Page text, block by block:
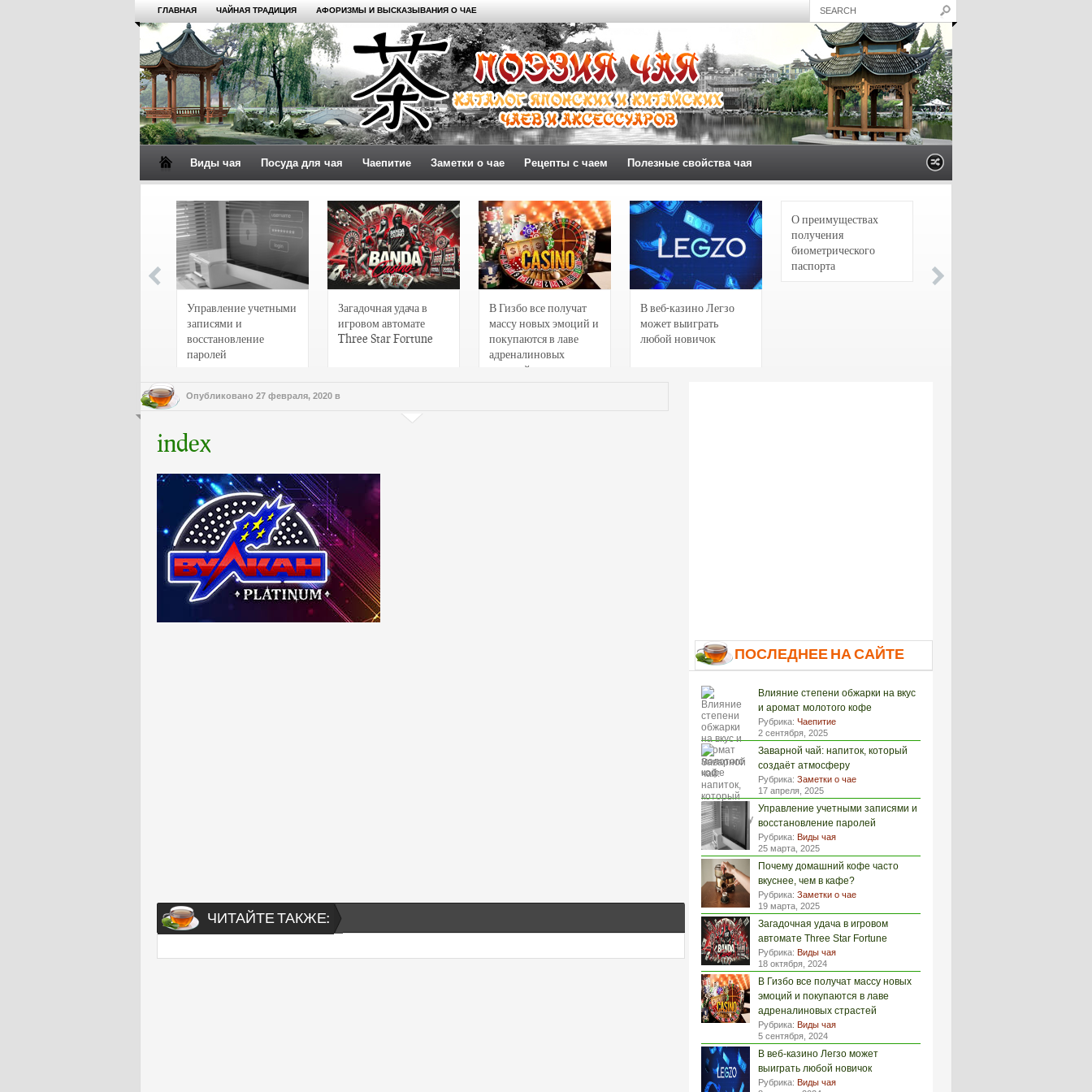
ГЛАВНАЯ ЧАЙНАЯ ТРАДИЦИЯ АФОРИЗМЫ И ВЫСКАЗЫВАНИЯ О ЧАЕ
Виды чая Посуда для чая Чаепитие Заметки о чае Рецепты с чаем Полезные свойства чая
Управление учетными
записями и
восстановление
паролей
Загадочная удача в
игровом автомате
Three Star Fortune
В Гизбо все получат
массу новых эмоций и
покупаются в лаве
адреналиновых
страстей
В веб-казино Легзо
может выиграть
любой новичок
О преимуществах
получения
биометрического
паспорта
Опубликовано 27 февраля, 2020 в
index
ЧИТАЙТЕ ТАКЖЕ:
ПОСЛЕДНЕЕ НА САЙТЕ
Влияние степени обжарки на вкус
и аромат молотого кофе
Рубрика: Чаепитие
2 сентября, 2025
Заварной чай: напиток, который
создаёт атмосферу
Рубрика: Заметки о чае
17 апреля, 2025
Управление учетными записями и
восстановление паролей
Рубрика: Виды чая
25 марта, 2025
Почему домашний кофе часто
вкуснее, чем в кафе?
Рубрика: Заметки о чае
19 марта, 2025
Загадочная удача в игровом
автомате Three Star Fortune
Рубрика: Виды чая
18 октября, 2024
В Гизбо все получат массу новых
эмоций и покупаются в лаве
адреналиновых страстей
Рубрика: Виды чая
5 сентября, 2024
В веб-казино Легзо может
выиграть любой новичок
Рубрика: Виды чая